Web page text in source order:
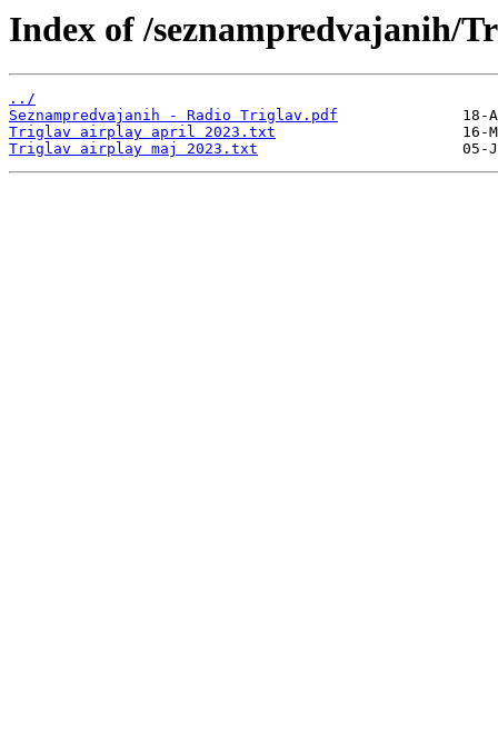
Index of /seznampredvajanih/
../
Seznampredvajanih - Radio Triglav.pdf
Triglav airplay april 2023.txt
Triglav airplay maj 2023.txt